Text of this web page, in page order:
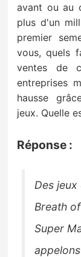
avant ou au
plus d'un
premier
vous, quels
ventes de
entreprises
hausse
jeux. Quelle
Réponse :
Des jeux
Breath
Super